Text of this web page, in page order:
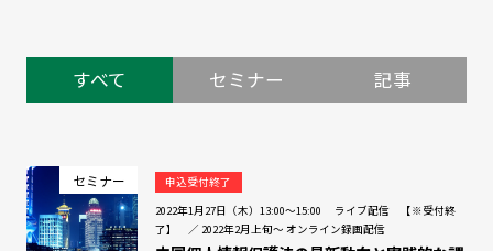
すべて セミナー 記事
セミナー
申込受付終了
2022年1月27日（木）13:00～15:00 ライブ配信 【※受付終
了】 ／ 2022年2月上旬～ オンライン録画配信